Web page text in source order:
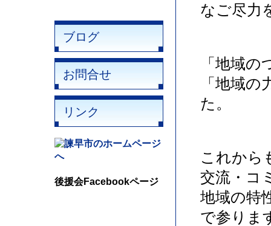
ブログ
お問合せ
リンク
後援会Facebookページ
なご尽力
「地域
「地域
た。
これから
交流・コ
地域の特
で参りま